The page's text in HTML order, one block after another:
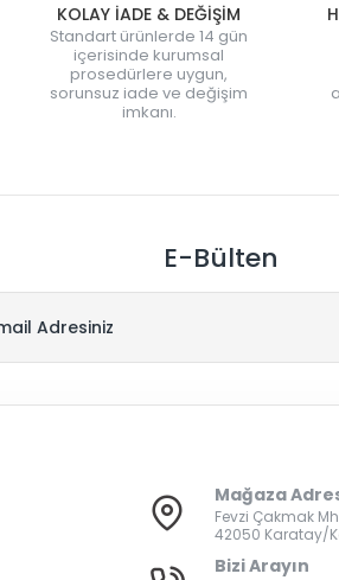
KOLAY İADE & DEĞİŞİM
Standart ürünlerde 14 gün
içerisinde kurumsal
prosedürlere uygun,
sorunsuz iade ve değişim
imkanı.
E-Bülten
Mağaza
Fevzi Çakmak
42050 Karatay/
Bizi Arayın